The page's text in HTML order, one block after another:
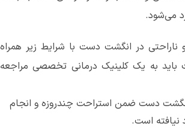
می‌شود.
ناراحتی در انگشت دست با شرایط زیر همراه
باید به یک کلینیک درمانی تخصصی مراجعه
انگشت دست ضمن استراحت چندروزه ‌و انجام
نیافته است.